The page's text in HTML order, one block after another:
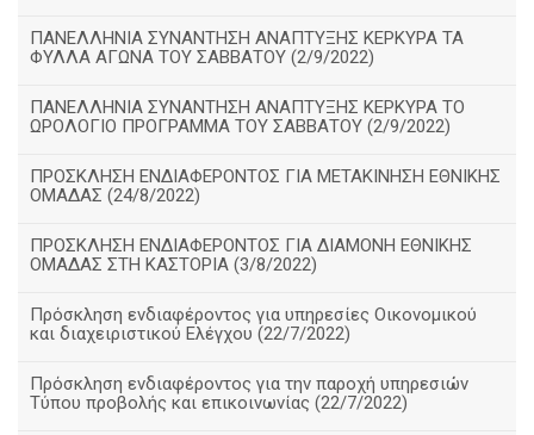
ΠΑΝΕΛΛΗΝΙΑ ΣΥΝΑΝΤΗΣΗ ΑΝΑΠΤΥΞΗΣ ΚΕΡΚΥΡΑ ΤΑ
ΦΥΛΛΑ ΑΓΩΝΑ ΤΟΥ ΣΑΒΒΑΤΟΥ (2/9/2022)
ΠΑΝΕΛΛΗΝΙΑ ΣΥΝΑΝΤΗΣΗ ΑΝΑΠΤΥΞΗΣ ΚΕΡΚΥΡΑ ΤΟ
ΩΡΟΛΟΓΙΟ ΠΡΟΓΡΑΜΜΑ ΤΟΥ ΣΑΒΒΑΤΟΥ (2/9/2022)
ΠΡΟΣΚΛΗΣΗ ΕΝΔΙΑΦΕΡΟΝΤΟΣ ΓΙΑ ΜΕΤΑΚΙΝΗΣΗ ΕΘΝΙΚΗΣ
ΟΜΑΔΑΣ (24/8/2022)
ΠΡΟΣΚΛΗΣΗ ΕΝΔΙΑΦΕΡΟΝΤΟΣ ΓΙΑ ΔΙΑΜΟΝΗ ΕΘΝΙΚΗΣ
ΟΜΑΔΑΣ ΣΤΗ ΚΑΣΤΟΡΙΑ (3/8/2022)
Πρόσκληση ενδιαφέροντος για υπηρεσίες Οικονομικού
και διαχειριστικού Ελέγχου (22/7/2022)
Πρόσκληση ενδιαφέροντος για την παροχή υπηρεσιών
Τύπου προβολής και επικοινωνίας (22/7/2022)